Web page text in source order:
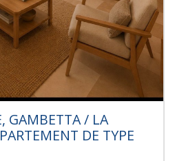
GAMBETTA / LA
DE TYPE